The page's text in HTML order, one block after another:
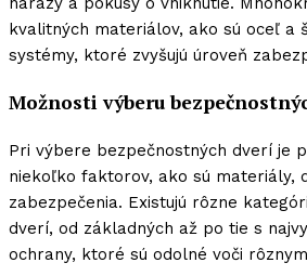
kvalitných materiálov, ako sú oceľ a
systémy, ktoré zvyšujú úroveň
Možnosti výberu
Pri výbere bezpečnostných dverí je
niekoľko faktorov, ako sú materiály,
zabezpečenia. Existujú rôzne
dverí, od základných až po tie s
ochrany, ktoré sú odolné voči